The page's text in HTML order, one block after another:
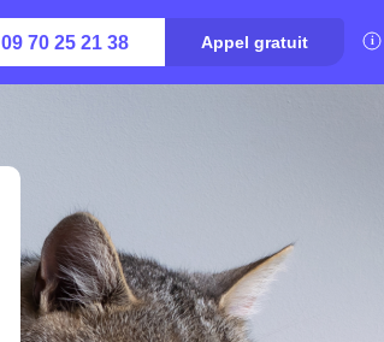
09 70 25 21 38 Appel gratuit